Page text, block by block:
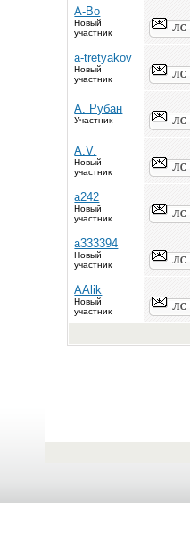
A-Bo
Новый
участник
a-tretyakov
Новый
участник
A. Рубан
Участник
A.V.
Новый
участник
a242
Новый
участник
a333394
Новый
участник
AAlik
Новый
участник